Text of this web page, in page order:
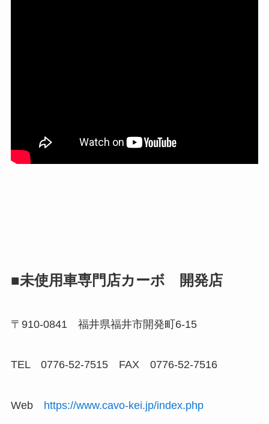
■未使用車専門店カーボ 開発店
〒910-0841 福井県福井市開発町6-15
TEL 0776-52-7515 FAX 0776-52-7516
Web https://www.cavo-kei.jp/index.php